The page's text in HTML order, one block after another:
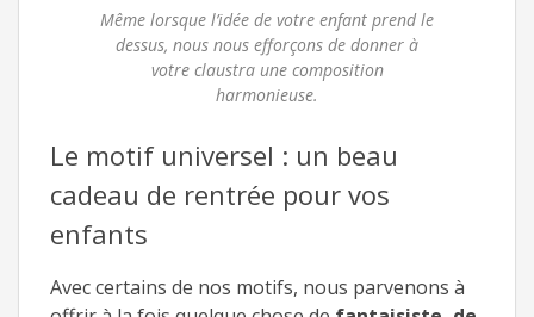
Même lorsque l’idée de votre enfant prend le
dessus, nous nous efforçons de donner à
votre claustra une composition
harmonieuse.
Le motif universel : un beau
cadeau de rentrée pour vos
enfants
Avec certains de nos motifs, nous parvenons à